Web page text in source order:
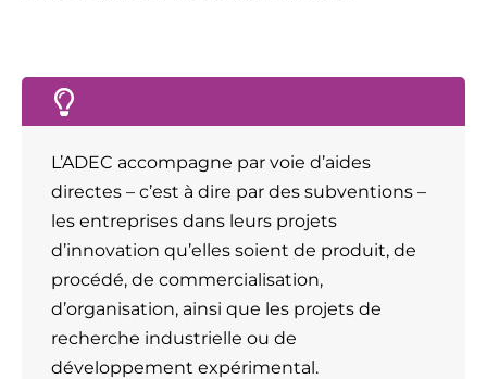
L’ADEC accompagne par voie d’aides
directes – c’est à dire par des subventions –
les entreprises dans leurs projets
d’innovation qu’elles soient de produit, de
procédé, de commercialisation,
d’organisation, ainsi que les projets de
recherche industrielle ou de
développement expérimental.